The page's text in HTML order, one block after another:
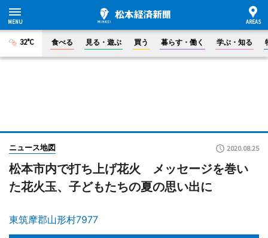
32°C 食べる 見る・遊ぶ 買う 暮らす・働く 学ぶ・知る
ニュース地図 2020.08.25
松本市内で打ち上げ花火 メッセージを巻い
た花火玉、子どもたちの夏の思い出に
東筑摩郡山形村7977